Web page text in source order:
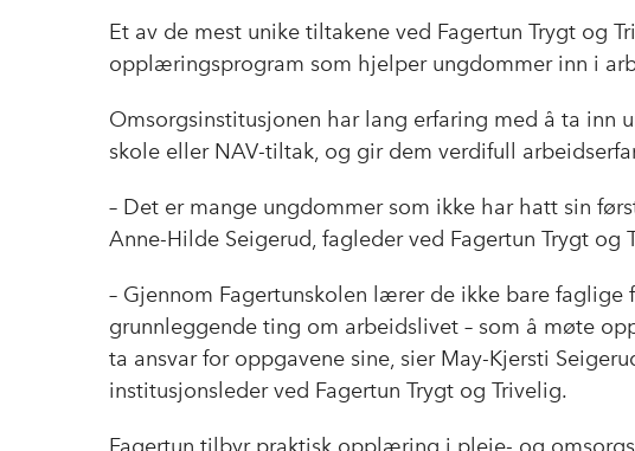
Et av de mest unike tiltakene ved Fagertun Trygt og
opplæringsprogram som hjelper ungdommer inn i
Omsorgsinstitusjonen har lang erfaring med å ta inn
skole eller NAV-tiltak, og gir dem verdifull
– Det er mange ungdommer som ikke har hatt sin
Anne-Hilde Seigerud, fagleder ved Fagertun Trygt og
– Gjennom Fagertunskolen lærer de ikke bare faglige
grunnleggende ting om arbeidslivet – som å møte
ta ansvar for oppgavene sine, sier May-Kjersti
institusjonsleder ved Fagertun Trygt og Trivelig.